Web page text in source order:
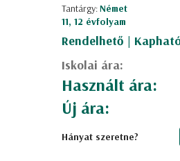
Tantárgy:Német
11, 12 évfolyam
Rendelhető |
Iskolai ára:
Használt ára:
Új ára:
Hányat szeretne?